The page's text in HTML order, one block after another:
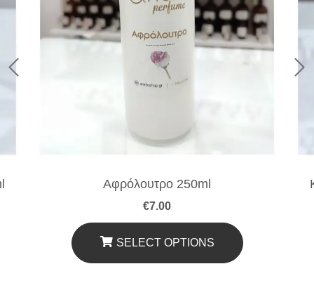
Αφρόλουτρο 250ml
€7.00
SELECT OPTIONS